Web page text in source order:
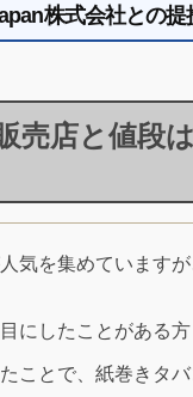
株式会社との
売店と値段
気を集めています
にしたことがある方
ことで、紙巻きタ